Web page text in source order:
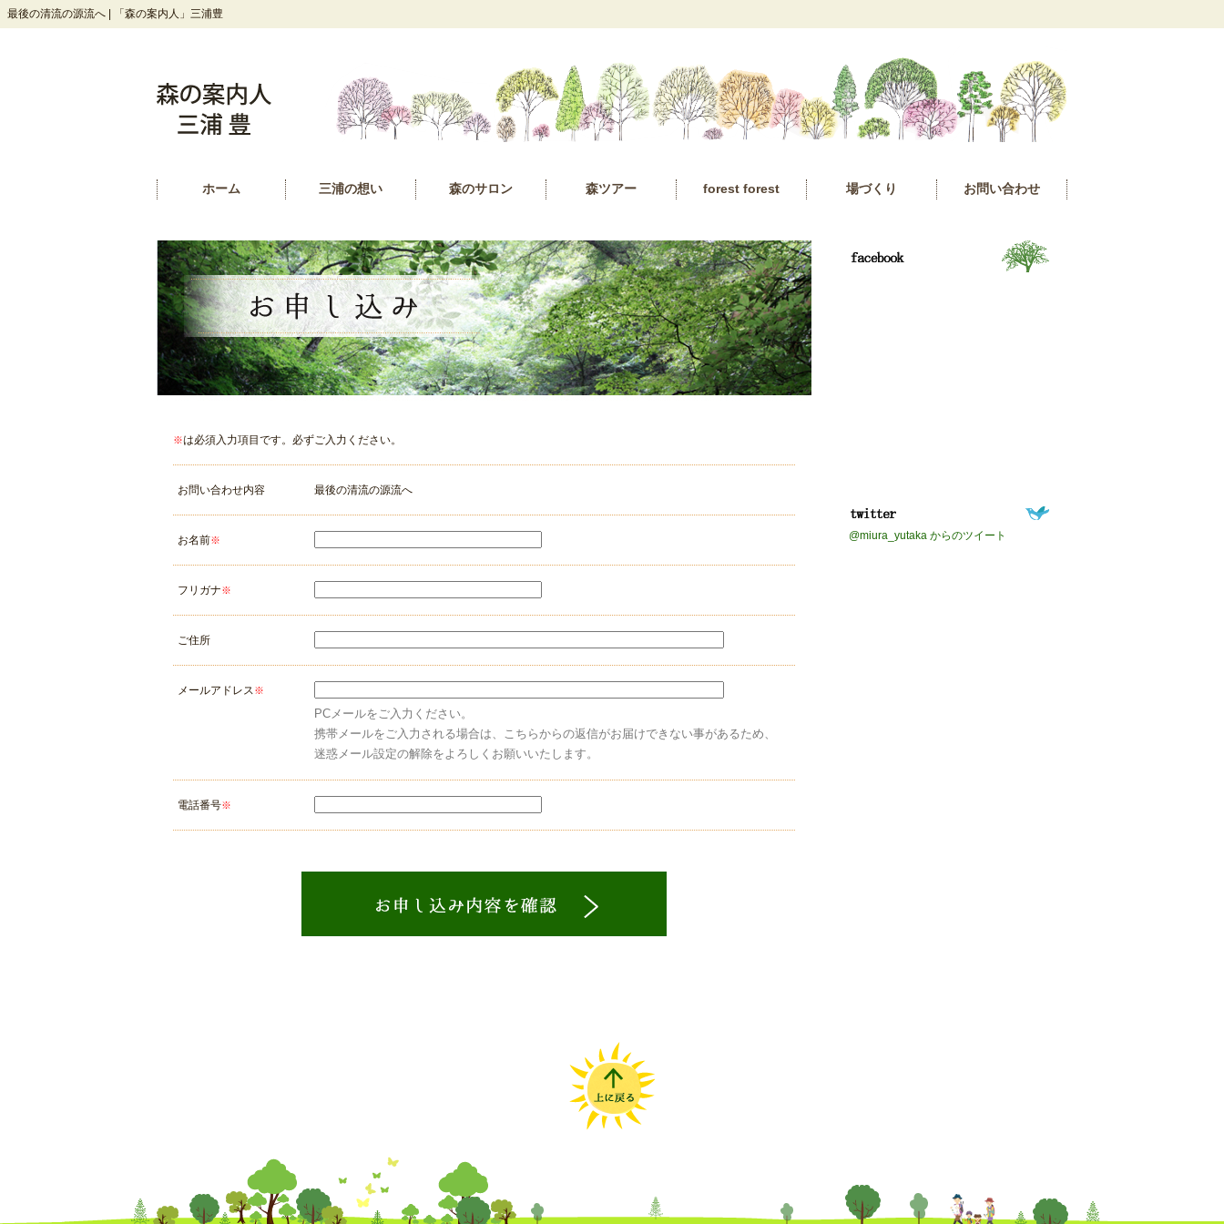
最後の清流の源流へ | 「森の案内人」三浦豊
ホーム 三浦の想い 森のサロン 森ツアー forest forest 場づくり お問い合わせ
※は必須入力項目です。必ずご入力ください。
お問い合わせ内容 最後の清流の源流へ
お名前※
フリガナ※
ご住所
メールアドレス ※
PCメールをご入力ください。
携帯メールをご入力される場合は、こちらからの返信がお届けできない事があるため、
迷惑メール設定の解除をよろしくお願いいたします。
電話番号※
@miura_yutaka からのツイート